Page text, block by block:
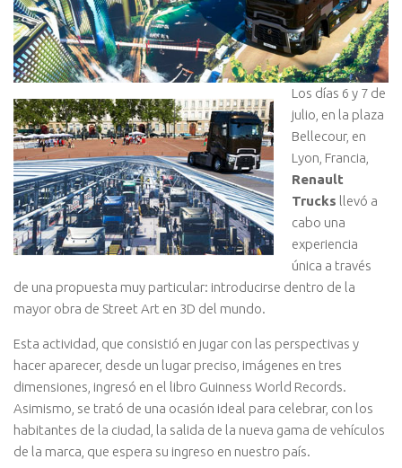
Los días 6 y 7 de
julio, en la plaza
Bellecour, en
Lyon, Francia,
Renault
Trucks llevó a
cabo una
experiencia
única a través
de una propuesta muy particular: introducirse dentro de la
mayor obra de Street Art en 3D del mundo.
Esta actividad, que consistió en jugar con las perspectivas y
hacer aparecer, desde un lugar preciso, imágenes en tres
dimensiones, ingresó en el libro Guinness World Records.
Asimismo, se trató de una ocasión ideal para celebrar, con los
habitantes de la ciudad, la salida de la nueva gama de vehículos
de la marca, que espera su ingreso en nuestro país.